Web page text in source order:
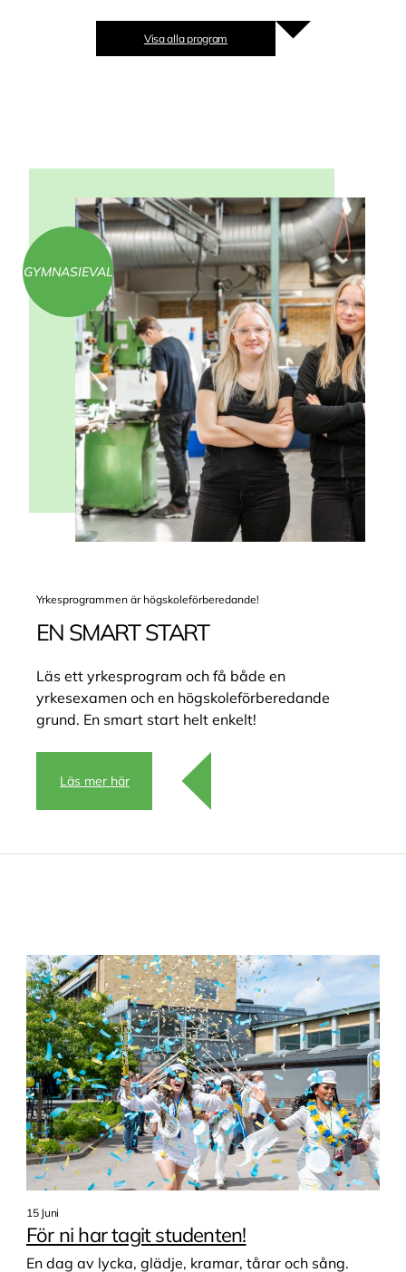
Visa alla program
GYMNASIEVAL
Yrkesprogrammen är högskoleförberedande!
EN SMART START
Läs ett yrkesprogram och få både en
yrkesexamen och en högskoleförberedande
grund. En smart start helt enkelt!
Läs mer här
15 Juni
För ni har tagit studenten!
En dag av lycka, glädje, kramar, tårar och sång.